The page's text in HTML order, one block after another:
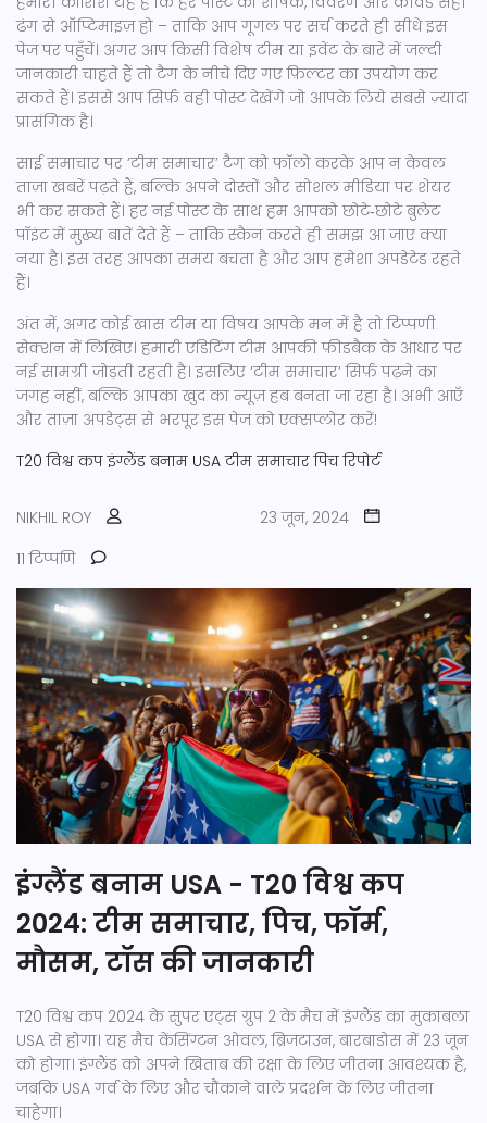
ढंग से ऑप्टिमाइज़ हो – ताकि आप गूगल पर सर्च करते ही सीधे इस
पेज पर पहुँचें। अगर आप किसी विशेष टीम या इवेंट के बारे में जल्दी
जानकारी चाहते हैं तो टैग के नीचे दिए गए फ़िल्टर का उपयोग कर
सकते हैं। इससे आप सिर्फ़ वही पोस्ट देखेंगे जो आपके लिये सबसे ज़्यादा
प्रासंगिक है।
साई समाचार पर ‘टीम समाचार’ टैग को फॉलो करके आप न केवल
ताज़ा खबरें पढ़ते हैं, बल्कि अपने दोस्तों और सोशल मीडिया पर शेयर
भी कर सकते हैं। हर नई पोस्ट के साथ हम आपको छोटे‑छोटे बुलेट
पॉइंट में मुख्य बातें देते हैं – ताकि स्कैन करते ही समझ आ जाए क्या
नया है। इस तरह आपका समय बचता है और आप हमेशा अपडेटेड रहते
हैं।
अंत में, अगर कोई खास टीम या विषय आपके मन में है तो टिप्पणी
सेक्शन में लिखिए। हमारी एडिटिंग टीम आपकी फ़ीडबैक के आधार पर
नई सामग्री जोड़ती रहती है। इसलिए ‘टीम समाचार’ सिर्फ़ पढ़ने का
जगह नहीं, बल्कि आपका खुद का न्यूज़ हब बनता जा रहा है। अभी आएँ
और ताज़ा अपडेट्स से भरपूर इस पेज को एक्सप्लोर करें!
T20 विश्व कप इंग्लैंड बनाम USA टीम समाचार पिच रिपोर्ट
NIKHIL ROY
23 जून, 2024
11 टिप्पणि
इंग्लैंड बनाम USA - T20 विश्व कप
2024: टीम समाचार, पिच, फॉर्म,
मौसम, टॉस की जानकारी
T20 विश्व कप 2024 के सुपर एट्स ग्रुप 2 के मैच में इंग्लैंड का मुकाबला
USA से होगा। यह मैच केंसिंग्टन ओवल, ब्रिजटाउन, बारबाडोस में 23 जून
को होगा। इंग्लैंड को अपने खिताब की रक्षा के लिए जीतना आवश्यक है,
जबकि USA गर्व के लिए और चौंकाने वाले प्रदर्शन के लिए जीतना
चाहेगा।